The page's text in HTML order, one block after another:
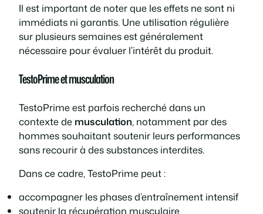
Il est important de noter que les effets ne sont ni
immédiats ni garantis. Une utilisation régulière
sur plusieurs semaines est généralement
nécessaire pour évaluer l’intérêt du produit.
TestoPrime et musculation
TestoPrime est parfois recherché dans un
contexte de musculation, notamment par des
hommes souhaitant soutenir leurs performances
sans recourir à des substances interdites.
Dans ce cadre, TestoPrime peut :
accompagner les phases d’entraînement intensif
soutenir la récupération musculaire